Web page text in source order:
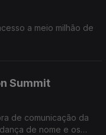
a meio milhão de
Summit
de comunicação da
de nome e os